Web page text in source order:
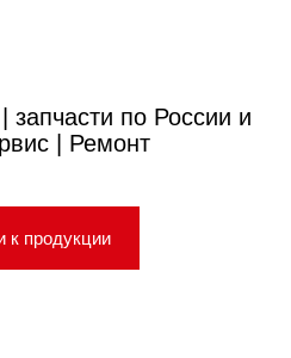
запчасти по России и
| Ремонт
к продукции